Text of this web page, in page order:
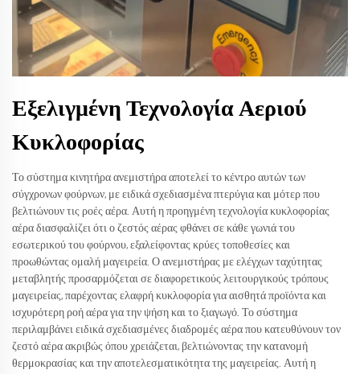
Εξελιγμένη Τεχνολογία Αεριού
Κυκλοφορίας
Το σύστημα κινητήρα ανεμιστήρα αποτελεί το κέντρο αυτών των
σύγχρονων φούρνων, με ειδικά σχεδιασμένα πτερύγια και μότερ που
βελτιώνουν τις ροές αέρα. Αυτή η προηγμένη τεχνολογία κυκλοφορίας
αέρα διασφαλίζει ότι ο ζεστός αέρας φθάνει σε κάθε γωνιά του
εσωτερικού του φούρνου, εξαλείφοντας κρύες τοποθεσίες και
προωθώντας ομαλή μαγειρεία. Ο ανεμιστήρας με ελέγχων ταχύτητας
μεταβλητής προσαρμόζεται σε διαφορετικούς λειτουργικούς τρόπους
μαγειρείας, παρέχοντας ελαφρή κυκλοφορία για αισθητά προϊόντα και
ισχυρότερη ροή αέρα για την ψήση και το ξιαγωγό. Το σύστημα
περιλαμβάνει ειδικά σχεδιασμένες διαδρομές αέρα που κατευθύνουν τον
ζεστό αέρα ακριβώς όπου χρειάζεται, βελτιώνοντας την κατανομή
θερμοκρασίας και την αποτελεσματικότητα της μαγειρείας. Αυτή η